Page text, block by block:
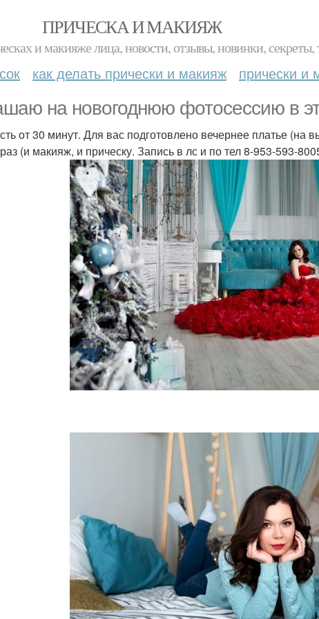
ПРИЧЕСКА И МАКИЯЖ
и макияже лица, новости, отзывы, новинки, секреты,
как делать прически и макияж прически и
на новогоднюю фотосессию в
от 30 минут. Для вас подготовлено вечернее платье (на
(и макияж, и прическу. Запись в лс и по тел 8-953-593-